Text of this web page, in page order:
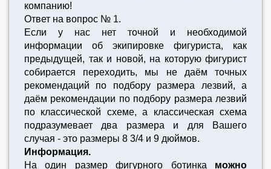
компанию!
Ответ на вопрос № 1.
Если у нас нет точной и необходимой
информации об экипировке фигуриста, как
предыдущей, так и новой, на которую фигурист
собирается переходить, мы не даём точных
рекомендаций по подбору размера лезвий, а
даём рекомендации по подбору размера лезвий
по классической схеме, а классическая схема
подразумевает два размера и для Вашего
случая - это размеры 8 3/4 и 9 дюймов.
Информация.
На один размер фигурного ботинка можно